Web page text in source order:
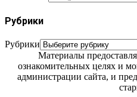
Рубрики
Рубрики
Материалы
ознакомительных целях и
администрации сайта, и